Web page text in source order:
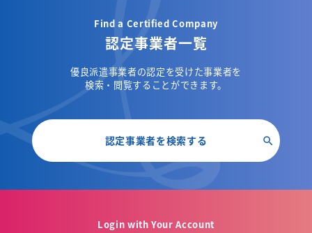
Find a Certified Company
認定事業者一覧
優良派遣事業者の認定を受けた事業者を
検索・閲覧することができます。
認定事業者を検索する
Login with Your Account